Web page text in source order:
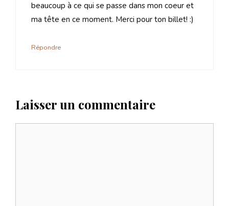
beaucoup à ce qui se passe dans mon coeur et
ma tête en ce moment. Merci pour ton billet! :)
Répondre
Laisser un commentaire